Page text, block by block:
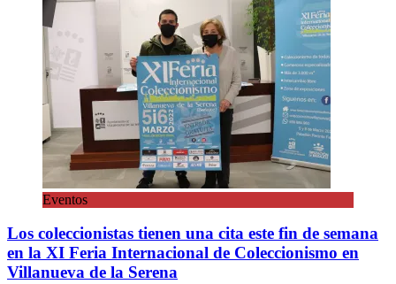
Eventos
Los coleccionistas tienen una cita este fin de semana
en la XI Feria Internacional de Coleccionismo en
Villanueva de la Serena